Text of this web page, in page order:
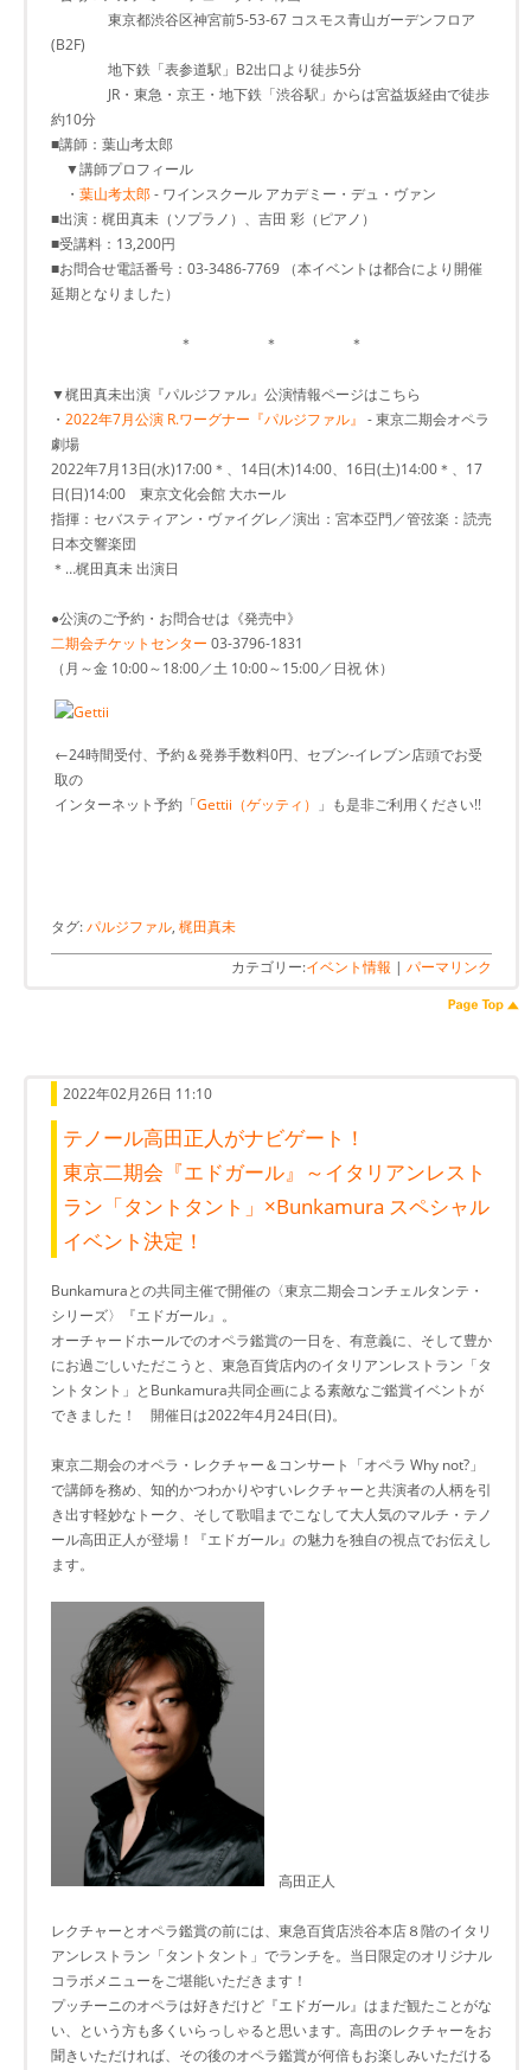
東京都渋谷区神宮前5-53-67 コスモス青山ガーデンフロア
(B2F)
地下鉄「表参道駅」B2出口より徒歩5分
JR・東急・京王・地下鉄「渋谷駅」からは宮益坂経由で徒歩
約10分
■講師：葉山考太郎
▼講師プロフィール
・ 葉山考太郎- ワインスクール アカデミー・デュ・ヴァン
■出演：梶田真未（ソプラノ）、吉田 彩（ピアノ）
■受講料：13,200円
■お問合せ電話番号：03-3486-7769 （本イベントは都合により開催
延期となりました）
＊ ＊ ＊
▼梶田真未出演『パルジファル』公演情報ページはこちら
・ 2022年7月公演 R.ワーグナー『パルジファル』 - 東京二期会オペラ
劇場
2022年7月13日(水)17:00＊、14日(木)14:00、16日(土)14:00＊、17
日(日)14:00 東京文化会館 大ホール
指揮：セバスティアン・ヴァイグレ／演出：宮本亞門／管弦楽：読売
日本交響楽団
＊…梶田真未 出演日
●公演のご予約・お問合せは《発売中》
二期会チケットセンター 03-3796-1831
（月～金 10:00～18:00／土 10:00～15:00／日祝 休）
←24時間受付、予約＆発券手数料0円、セブン-イレブン店頭でお受
取の
インターネット予約「Gettii（ゲッティ） 」も是非ご利用ください!!
タグ:パルジファル, 梶田真未
カテゴリー:イベント情報 | パーマリンク
2022年02月26日 11:10
テノール高田正人がナビゲート！
東京二期会『エドガール』～イタリアンレスト
ラン「タントタント」×Bunkamura スペシャル
イベント決定！
Bunkamuraとの共同主催で開催の〈東京二期会コンチェルタンテ・
シリーズ〉『エドガール』。
オーチャードホールでのオペラ鑑賞の一日を、有意義に、そして豊か
にお過ごしいただこうと、東急百貨店内のイタリアンレストラン「タ
ントタント」とBunkamura共同企画による素敵なご鑑賞イベントが
できました！ 開催日は2022年4月24日(日)。
東京二期会のオペラ・レクチャー＆コンサート「オペラ Why not?」
で講師を務め、知的かつわかりやすいレクチャーと共演者の人柄を引
き出す軽妙なトーク、そして歌唱までこなして大人気のマルチ・テノ
ール高田正人が登場！『エドガール』の魅力を独自の視点でお伝えし
ます。
高田正人
レクチャーとオペラ鑑賞の前には、東急百貨店渋谷本店８階のイタリ
アンレストラン「タントタント」でランチを。当日限定のオリジナル
コラボメニューをご堪能いただきます！
プッチーニのオペラは好きだけど『エドガール』はまだ観たことがな
い、という方も多くいらっしゃると思います。高田のレクチャーをお
聞きいただければ、その後のオペラ鑑賞が何倍もお楽しみいただける